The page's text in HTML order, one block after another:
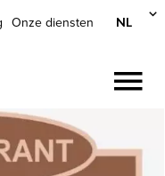
Onze diensten NL